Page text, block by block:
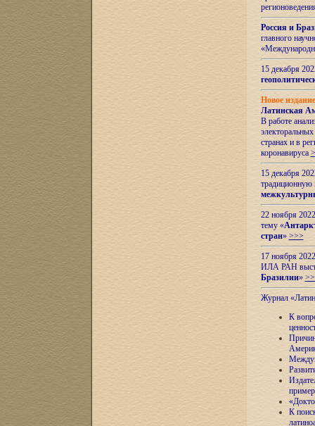
Россия и
главного
15 декабря
Новое
Латинская
В работе
странах и в
коронавируса
15 декабря
22 ноября
тему «
стран» >>>
17 ноября
ИЛА РАН
Бразилии»
Журнал
К
К